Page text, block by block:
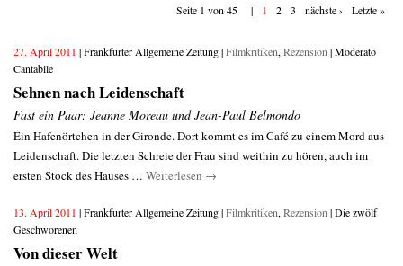
Seite 1 von 45 | 1 2 3 nächste › Letzte »
27. April 2011 | Frankfurter Allgemeine Zeitung |Filmkritiken, Rezension | Moderato
Cantabile
Sehnen nach Leidenschaft
Fast ein Paar: Jeanne Moreau und Jean-Paul Belmondo
Ein Hafenörtchen in der Gironde. Dort kommt es im Café zu einem Mord aus
Leidenschaft. Die letzten Schreie der Frau sind weithin zu hören, auch im
ersten Stock des Hauses … Weiterlesen →
13. April 2011 | Frankfurter Allgemeine Zeitung |Filmkritiken, Rezension | Die zwölf
Geschworenen
Von dieser Welt